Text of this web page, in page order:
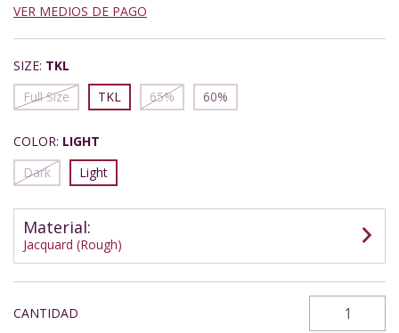
VER MEDIOS DE PAGO
SIZE: TKL
Full Size
TKL 65% 60%
COLOR: LIGHT
Dark
Light
Material:
Jacquard (Rough)
CANTIDAD